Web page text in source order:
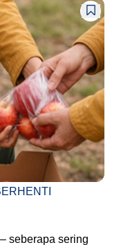
seberapa sering